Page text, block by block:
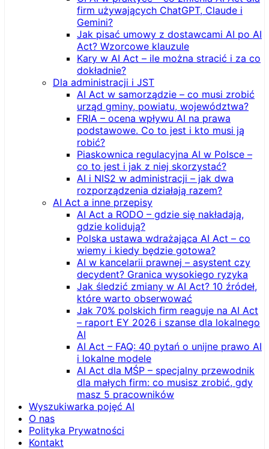
firm używających ChatGPT, Claude i
Gemini?
Jak pisać umowy z dostawcami AI po AI
Act? Wzorcowe klauzule
Kary w AI Act – ile można stracić i za co
dokładnie?
Dla administracji i JST
AI Act w samorządzie – co musi zrobić
urząd gminy, powiatu, województwa?
FRIA – ocena wpływu AI na prawa
podstawowe. Co to jest i kto musi ją
robić?
Piaskownica regulacyjna AI w Polsce –
co to jest i jak z niej skorzystać?
AI i NIS2 w administracji – jak dwa
rozporządzenia działają razem?
AI Act a inne przepisy
AI Act a RODO – gdzie się nakładają,
gdzie kolidują?
Polska ustawa wdrażająca AI Act – co
wiemy i kiedy będzie gotowa?
AI w kancelarii prawnej – asystent czy
decydent? Granica wysokiego ryzyka
Jak śledzić zmiany w AI Act? 10 źródeł,
które warto obserwować
Jak 70% polskich firm reaguje na AI Act
– raport EY 2026 i szanse dla lokalnego
AI
AI Act – FAQ: 40 pytań o unijne prawo AI
i lokalne modele
AI Act dla MŚP – specjalny przewodnik
dla małych firm: co musisz zrobić, gdy
masz 5 pracowników
Wyszukiwarka pojęć AI
O nas
Polityka Prywatności
Kontakt